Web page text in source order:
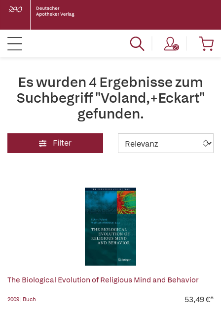
Es wurden 4 Ergebnisse zum
Suchbegriff "Voland,+Eckart"
gefunden.
Filter
The Biological Evolution of Religious Mind and Behavior
2009 | Buch 53,49 €*